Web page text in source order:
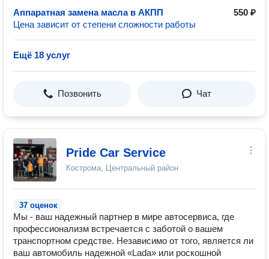
Аппаратная замена масла в АКПП
550 ₽
Цена зависит от степени сложности работы
Ещё 18 услуг
Позвонить Чат
Pride Car Service
Кострома, Центральный район
37 оценок
Мы - ваш надежный партнер в мире автосервиса, где
профессионализм встречается с заботой о вашем
транспортном средстве. Независимо от того, является ли
ваш автомобиль надежной «Lada» или роскошной